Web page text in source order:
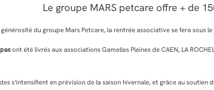
Le groupe MARS petcare offre + de
du groupe Mars Petcare, la rentrée associative se fera sous
ont été livrés aux associations Gamelles Pleines de CAEN, LA
s’intensifient en prévision de la saison hivernale, et grâce au soutien